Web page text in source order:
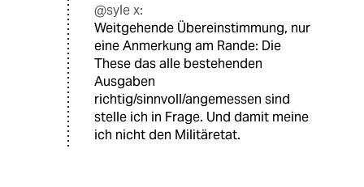
@syle x:
Weitgehende Übereinstimmung, nur
eine Anmerkung am Rande: Die
These das alle bestehenden
Ausgaben
richtig/sinnvoll/angemessen sind
stelle ich in Frage. Und damit meine
ich nicht den Militäretat.